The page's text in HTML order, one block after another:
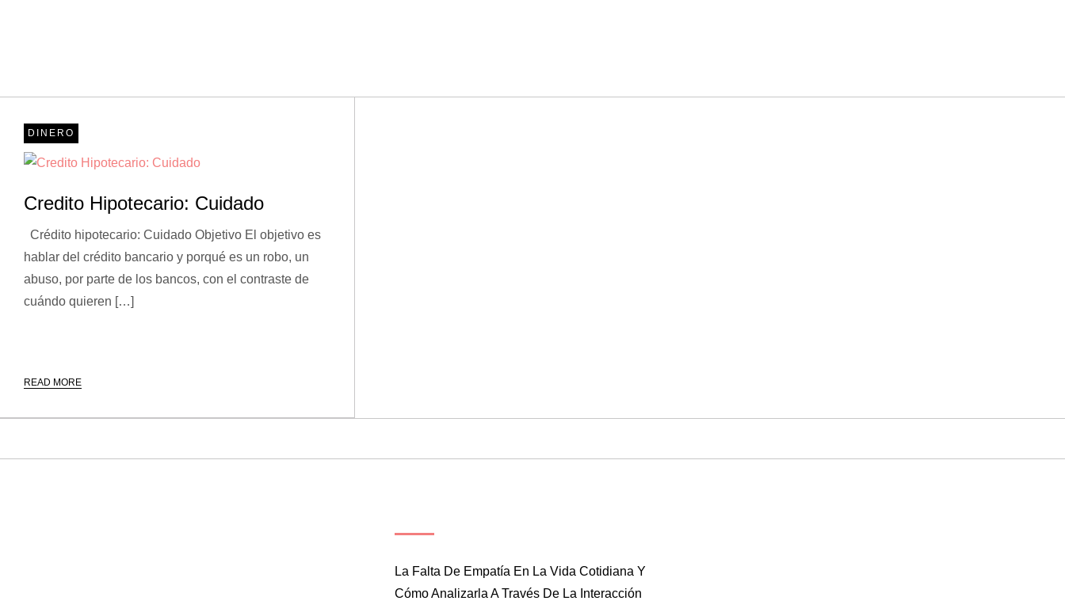
DINERO
Credito Hipotecario: Cuidado
Crédito hipotecario: Cuidado Objetivo El objetivo es
hablar del crédito bancario y porqué es un robo, un
abuso, por parte de los bancos, con el contraste de
cuándo quieren […]
READ MORE
La Falta De Empatía En La Vida Cotidiana Y
Cómo Analizarla A Través De La Interacción